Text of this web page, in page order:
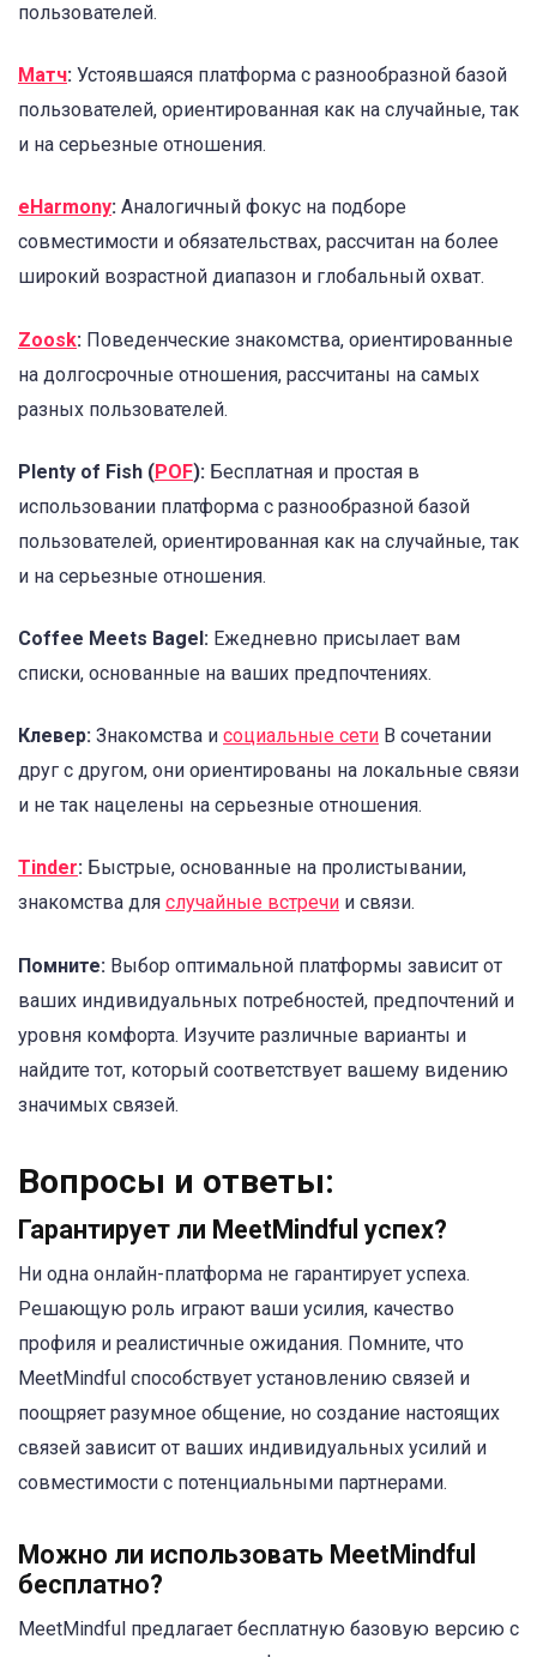
пользователей.
Матч: Устоявшаяся платформа с разнообразной базой
пользователей, ориентированная как на случайные, так
и на серьезные отношения.
eHarmony: Аналогичный фокус на подборе
совместимости и обязательствах, рассчитан на более
широкий возрастной диапазон и глобальный охват.
Zoosk: Поведенческие знакомства, ориентированные
на долгосрочные отношения, рассчитаны на самых
разных пользователей.
Plenty of Fish (POF): Бесплатная и простая в
использовании платформа с разнообразной базой
пользователей, ориентированная как на случайные, так
и на серьезные отношения.
Coffee Meets Bagel: Ежедневно присылает вам
списки, основанные на ваших предпочтениях.
Клевер: Знакомства и социальные сети В сочетании
друг с другом, они ориентированы на локальные связи
и не так нацелены на серьезные отношения.
Tinder: Быстрые, основанные на пролистывании,
знакомства для случайные встречи и связи.
Помните: Выбор оптимальной платформы зависит от
ваших индивидуальных потребностей, предпочтений и
уровня комфорта. Изучите различные варианты и
найдите тот, который соответствует вашему видению
значимых связей.
Вопросы и ответы:
Гарантирует ли MeetMindful успех?
Ни одна онлайн-платформа не гарантирует успеха.
Решающую роль играют ваши усилия, качество
профиля и реалистичные ожидания. Помните, что
MeetMindful способствует установлению связей и
поощряет разумное общение, но создание настоящих
связей зависит от ваших индивидуальных усилий и
совместимости с потенциальными партнерами.
Можно ли использовать MeetMindful
бесплатно?
MeetMindful предлагает бесплатную базовую версию с